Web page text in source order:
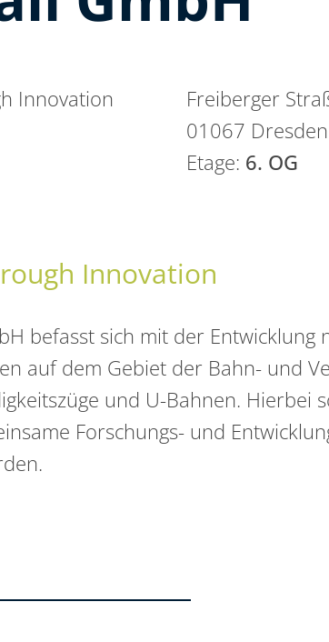
Innovation
Freiberger
01067 Dresden
Etage: 6. OG
Innovation
befasst sich mit der
auf dem Gebiet der Bahn- und
und U-Bahnen. Hierbei
Forschungs- und